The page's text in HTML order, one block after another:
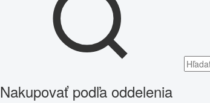
Nakupovať podľa oddelenia